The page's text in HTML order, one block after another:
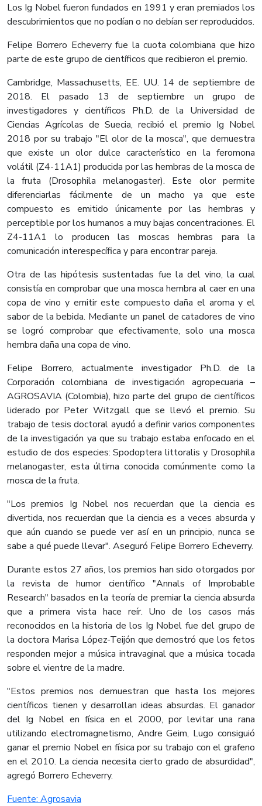
Los Ig Nobel fueron fundados en 1991 y eran premiados los
descubrimientos que no podían o no debían ser reproducidos.
Felipe Borrero Echeverry fue la cuota colombiana que hizo
parte de este grupo de científicos que recibieron el premio.
Cambridge, Massachusetts, EE. UU. 14 de septiembre de
2018. El pasado 13 de septiembre un grupo de
investigadores y científicos Ph.D. de la Universidad de
Ciencias Agrícolas de Suecia, recibió el premio Ig Nobel
2018 por su trabajo "El olor de la mosca", que demuestra
que existe un olor dulce característico en la feromona
volátil (Z4-11A1) producida por las hembras de la mosca de
la fruta (Drosophila melanogaster). Este olor permite
diferenciarlas fácilmente de un macho ya que este
compuesto es emitido únicamente por las hembras y
perceptible por los humanos a muy bajas concentraciones. El
Z4-11A1 lo producen las moscas hembras para la
comunicación interespecífica y para encontrar pareja.
Otra de las hipótesis sustentadas fue la del vino, la cual
consistía en comprobar que una mosca hembra al caer en una
copa de vino y emitir este compuesto daña el aroma y el
sabor de la bebida. Mediante un panel de catadores de vino
se logró comprobar que efectivamente, solo una mosca
hembra daña una copa de vino.
Felipe Borrero, actualmente investigador Ph.D. de la
Corporación colombiana de investigación agropecuaria –
AGROSAVIA (Colombia), hizo parte del grupo de científicos
liderado por Peter Witzgall que se llevó el premio. Su
trabajo de tesis doctoral ayudó a definir varios componentes
de la investigación ya que su trabajo estaba enfocado en el
estudio de dos especies: Spodoptera littoralis y Drosophila
melanogaster, esta última conocida comúnmente como la
mosca de la fruta.
"Los premios Ig Nobel nos recuerdan que la ciencia es
divertida, nos recuerdan que la ciencia es a veces absurda y
que aún cuando se puede ver así en un principio, nunca se
sabe a qué puede llevar". Aseguró Felipe Borrero Echeverry.
Durante estos 27 años, los premios han sido otorgados por
la revista de humor científico "Annals of Improbable
Research" basados en la teoría de premiar la ciencia absurda
que a primera vista hace reír. Uno de los casos más
reconocidos en la historia de los Ig Nobel fue del grupo de
la doctora Marisa López-Teijón que demostró que los fetos
responden mejor a música intravaginal que a música tocada
sobre el vientre de la madre.
"Estos premios nos demuestran que hasta los mejores
científicos tienen y desarrollan ideas absurdas. El ganador
del Ig Nobel en física en el 2000, por levitar una rana
utilizando electromagnetismo, Andre Geim, Lugo consiguió
ganar el premio Nobel en física por su trabajo con el grafeno
en el 2010. La ciencia necesita cierto grado de absurdidad",
agregó Borrero Echeverry.
Fuente: Agrosavia​